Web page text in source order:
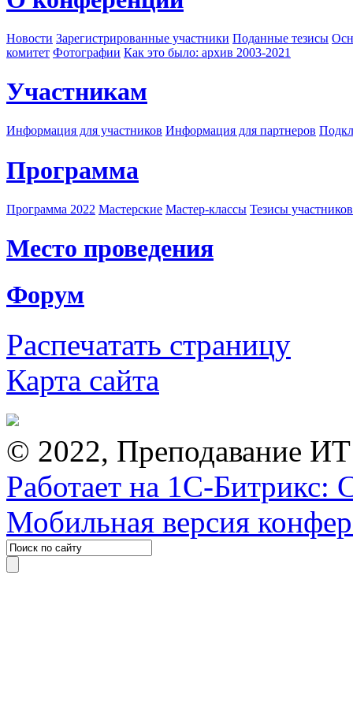
Новости Зарегистрированные участники Поданные тезисы
комитет Фотографии Как это было: архив 2003-2021
Участникам
Информация для участников Информация для партнеров
Программа
Программа 2022 Мастерские Мастер-классы Тезисы
Место проведения
Форум
Распечатать страницу
Карта сайта
© 2022, Преподавание
Работает на 1С-Битрикс:
Мобильная версия